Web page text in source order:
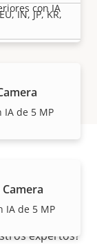
con IA
de 5 MP
Camera
IA de 5 MP
IN, JP, KR,
producto
expertos?